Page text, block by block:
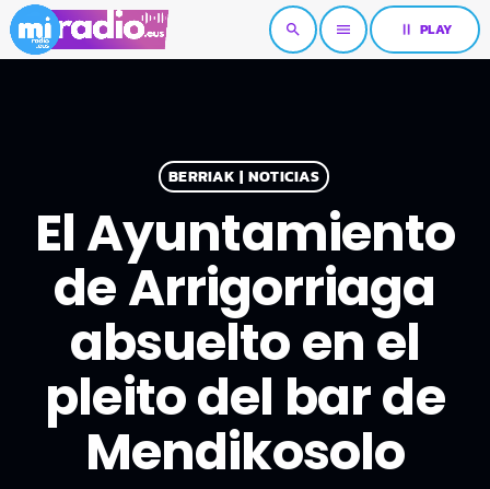
search menu pause PLAY
BERRIAK | NOTICIAS
El Ayuntamiento
de Arrigorriaga
absuelto en el
pleito del bar de
Mendikosolo